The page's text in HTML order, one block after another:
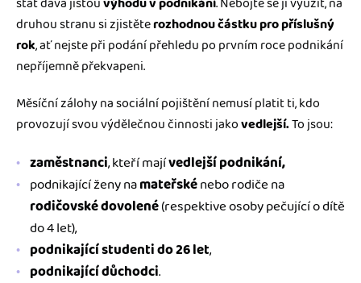
druhou stranu si zjistěterozhodnou částku pro příslušný
rok, ať nejste při podání přehledu po prvním roce podnikání
nepříjemně překvapeni.
Měsíční zálohy na sociální pojištění nemusí platit ti, kdo
provozují svou výdělečnou činnosti jakovedlejší.To jsou:
zaměstnanci, kteří majívedlejší podnikání,
podnikající ženy namateřskénebo rodiče na
rodičovské dovolené(respektive osoby pečující o dítě
do 4 let),
podnikající studenti do 26 let,
podnikající důchodci.